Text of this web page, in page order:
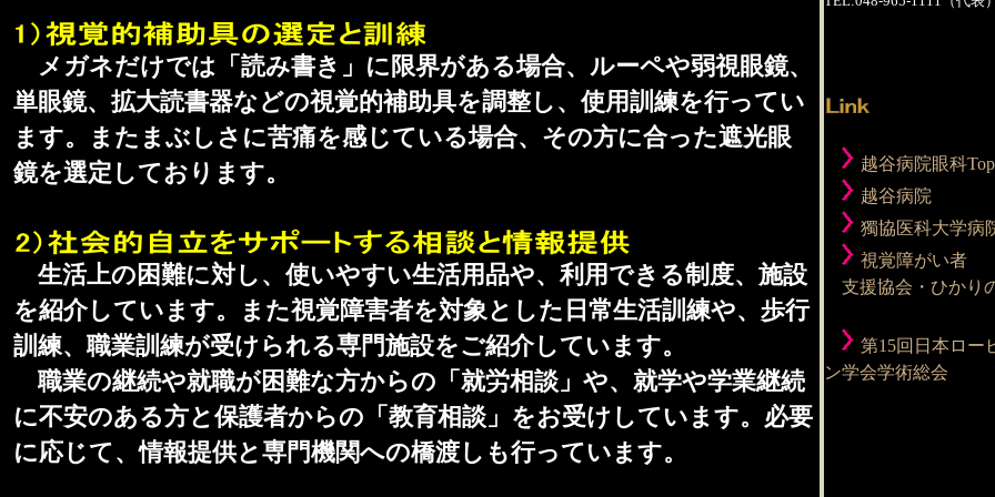
越谷病院眼科Top
越谷病院
獨協医科大学病
視覚障がい者
支援協会・ひかり
第15回日本ロー
ン学会学術総会
メガネだけでは「読み書き」に限界がある場合、ルーペや弱視眼鏡、
単眼鏡、拡大読書器などの視覚的補助具を調整し、使用訓練を行ってい
ます。またまぶしさに苦痛を感じている場合、その方に合った遮光眼
鏡を選定しております。
生活上の困難に対し、使いやすい生活用品や、利用できる制度、施設
を紹介しています。また視覚障害者を対象とした日常生活訓練や、歩行
訓練、職業訓練が受けられる専門施設をご紹介しています。
職業の継続や就職が困難な方からの「就労相談」や、就学や学業継続
に不安のある方と保護者からの「教育相談」をお受けしています。必要
に応じて、情報提供と専門機関への橋渡しも行っています。